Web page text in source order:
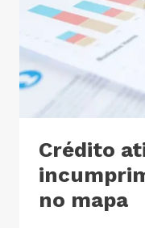
Crédito
no mapa